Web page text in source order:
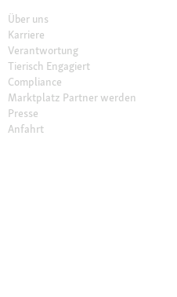
Über uns
Karriere
Verantwortung
Tierisch Engagiert
Compliance
Marktplatz Partner werden
Presse
Anfahrt